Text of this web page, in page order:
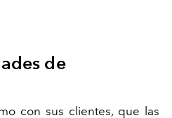
de
con sus clientes, que las